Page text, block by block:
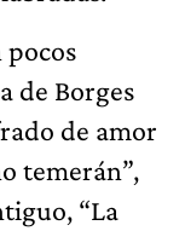
de Borges
de amor
temerán”,
“La